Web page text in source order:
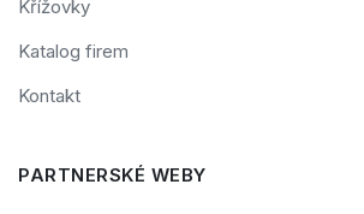
Křížovky
Katalog firem
Kontakt
PARTNERSKÉ WEBY